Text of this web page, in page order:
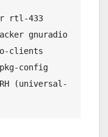
rtl-433
gnuradio
clients
config
(universal-